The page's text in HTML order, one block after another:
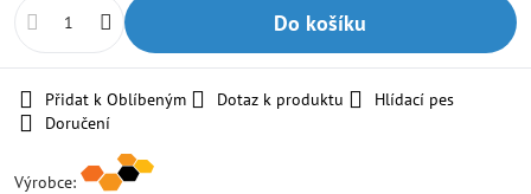
Do košíku
Přidat k Oblíbeným Dotaz k produktu
Hlídací pes
Doručení
Výrobce: